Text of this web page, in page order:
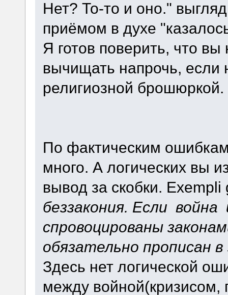
Нет? То-то и оно."
приёмом в духе
Я готов поверить, что
вычищать напрочь, если
религиозной брошюркой.
По фактическим
много. А логических вы
вывод за скобки. Exempli
беззакония. Если
спровоцированы
обязательно прописан в
Здесь нет логической
между войной(кризисом,